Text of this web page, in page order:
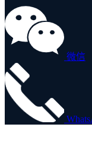
微信